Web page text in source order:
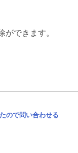
できます。
ので問い合わせる